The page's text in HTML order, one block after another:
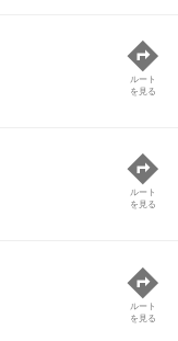
ルート
を見る
ルート
を見る
ルート
を見る